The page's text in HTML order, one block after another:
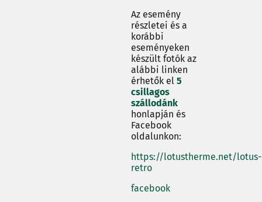
Az esemény
részletei és a
korábbi
eseményeken
készült fotók az
alábbi linken
érhetők el 5
csillagos
szállodánk
honlapján és
Facebook
oldalunkon:
https://lotustherme.net/lotus-
retro
facebook